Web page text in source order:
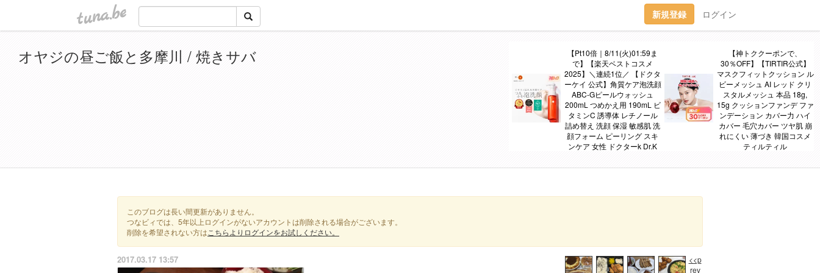
tuna.be 新規登録 ログイン
【Pt10倍｜8/11(火)01:59ま
で】【楽天ベストコスメ
2025】＼連続1位／ 【ドクタ
ーケイ 公式】角質ケア泡洗顔
ABC-Gピールウォッシュ
200mL つめかえ用 190mL ビ
タミンC 誘導体 レチノール
詰め替え 洗顔 保湿 敏感肌 洗
顔フォーム ピーリング スキ
ンケア 女性 ドクターk Dr.K
【神トククーポンで、
30％OFF】【TIRTIR公式】
マスクフィットクッション ル
ビーメッシュ AI レッド クリ
スタルメッシュ 本品 18g,
15g クッションファンデ ファ
ンデーション カバー力 ハイ
カバー 毛穴カバー ツヤ肌 崩
れにくい 薄づき 韓国コスメ
ティルティル
オヤジの昼ご飯と多摩川 / 焼きサバ
このブログは長い間更新がありません。
つなビィでは、5年以上ログインがないアカウントは削除される場合がございます。
削除を希望されない方は こちらよりログインをお試しください。
<<p
rev
2017.03.17 13:57